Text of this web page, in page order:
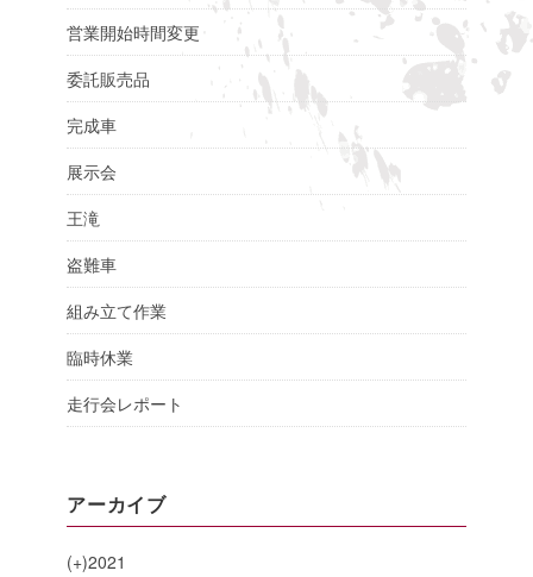
営業開始時間変更
委託販売品
完成車
展示会
王滝
盗難車
組み立て作業
臨時休業
走行会レポート
アーカイブ
(+)2021